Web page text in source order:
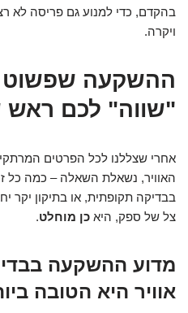
בהקדם, כדי למנוע גם פריסה לא
ויקרה.
ההשקעה
"שווה" לכם
אחרי שצללנו לכל הפרטים
האוויר, נשאלת השאלה – כמה כל
בבדיקה תקופתית, או בתיקון
צל של ספק, היא כן מוחלט.
מדוע ההשקעה
אוויר היא הטובה